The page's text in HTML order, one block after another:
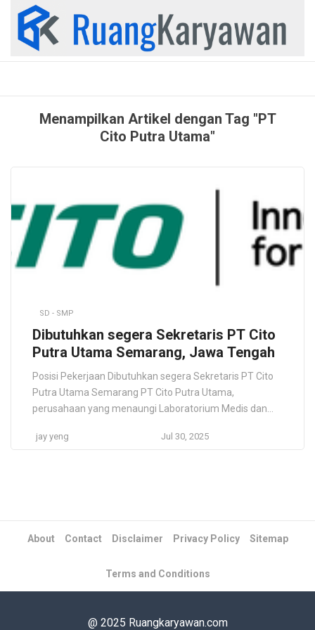
content
Menampilkan Artikel dengan Tag "PT
Cito Putra Utama"
SD - SMP
Dibutuhkan segera Sekretaris PT Cito
Putra Utama Semarang, Jawa Tengah
Posisi Pekerjaan Dibutuhkan segera Sekretaris PT Cito
Putra Utama Semarang PT Cito Putra Utama,
perusahaan yang menaungi Laboratorium Medis dan
Indonesia, sedang mencari Sekretaris yang
jay yeng Jul 30, 2025
About Contact Disclaimer Privacy Policy Sitemap
Terms and Conditions
@ 2025 Ruangkaryawan.com